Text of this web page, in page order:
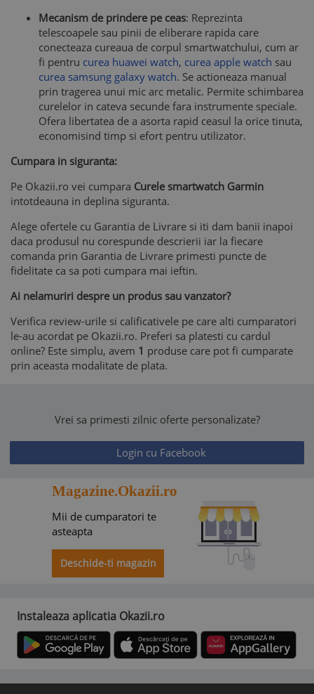
Mecanism de prindere pe ceas: Reprezinta
telescoapele sau pinii de eliberare rapida care
conecteaza cureaua de corpul smartwatchului, cum ar
fi pentru curea huawei watch, curea apple watch sau
curea samsung galaxy watch. Se actioneaza manual
prin tragerea unui mic arc metalic. Permite schimbarea
curelelor in cateva secunde fara instrumente speciale.
Ofera libertatea de a asorta rapid ceasul la orice tinuta,
economisind timp si efort pentru utilizator.
Cumpara in siguranta:
Pe Okazii.ro vei cumpara Curele smartwatch Garmin
intotdeauna in deplina siguranta.
Alege ofertele cu Garantia de Livrare si iti dam banii inapoi
daca produsul nu corespunde descrierii iar la fiecare
comanda prin Garantia de Livrare primesti puncte de
fidelitate ca sa poti cumpara mai ieftin.
Ai nelamuriri despre un produs sau vanzator?
Verifica review-urile si calificativele pe care alti cumparatori
le-au acordat pe Okazii.ro. Preferi sa platesti cu cardul
online? Este simplu, avem 1 produse care pot fi cumparate
prin aceasta modalitate de plata.
Vrei sa primesti zilnic oferte personalizate?
Login cu Facebook
Magazine.Okazii.ro
Mii de cumparatori te
asteapta
Deschide-ti magazin
Instaleaza aplicatia Okazii.ro